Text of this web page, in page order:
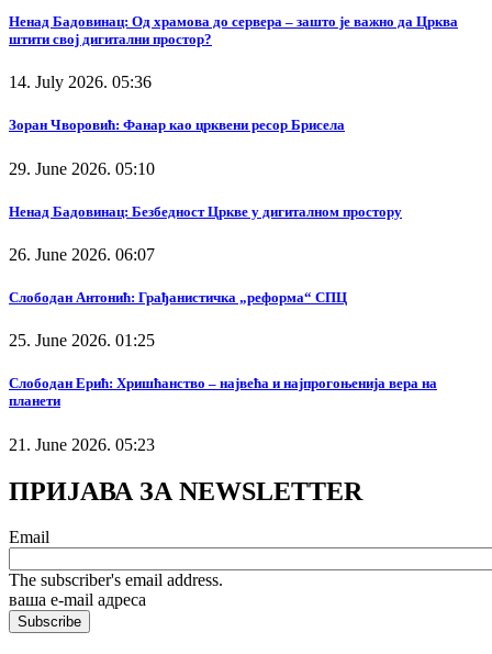
Ненад Бадовинац: Од храмова до сервера – зашто је важно да Црква
штити свој дигитални простор?
14. July 2026. 05:36
Зоран Чворовић: Фанар као црквени ресор Брисела
29. June 2026. 05:10
Ненад Бадовинац: Безбедност Цркве у дигиталном простору
26. June 2026. 06:07
Слободан Антонић: Грађанистичка „реформа“ СПЦ
25. June 2026. 01:25
Слободан Ерић: Хришћанство – највећа и најпрогоњенија вера на
планети
21. June 2026. 05:23
ПРИЈАВА ЗА NEWSLETTER
Email
The subscriber's email address.
ваша е-mail адреса